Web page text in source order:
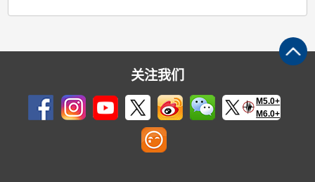
关注我们
M5.0+
M6.0+